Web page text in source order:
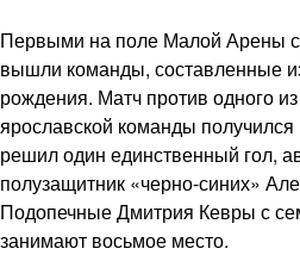
Первыми на поле Малой Арены
вышли команды, составленные
рождения. Матч против одного
ярославской команды
решил один единственный гол,
полузащитник «черно-синих»
Подопечные Дмитрия Кевры с
занимают восьмое место.